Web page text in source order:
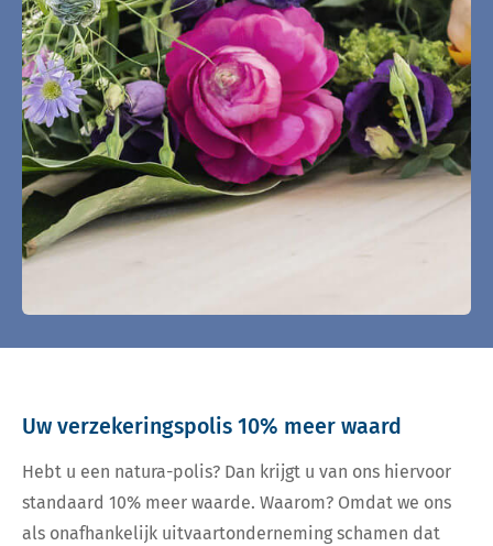
Uw verzekeringspolis 10% meer waard
Hebt u een natura-polis? Dan krijgt u van ons hiervoor
standaard 10% meer waarde. Waarom? Omdat we ons
als onafhankelijk uitvaartonderneming schamen dat